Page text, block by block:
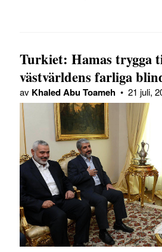
Turkiet: Hamas trygga
västvärldens farliga
av Khaled Abu Toameh • 21 juli,